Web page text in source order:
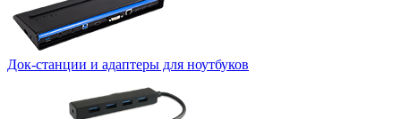
Док-станции и адаптеры для ноутбуков